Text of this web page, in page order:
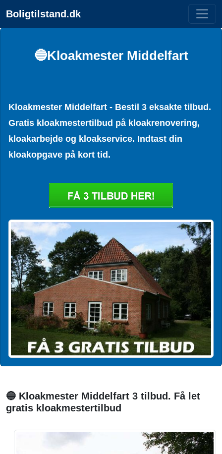
Boligtilstand.dk
🔵Kloakmester Middelfart
Kloakmester Middelfart - Bestil 3 eksakte tilbud.
Gratis kloakmestertilbud på kloakrenovering,
kloakarbejde og kloakservice. Indtast din
kloakopgave på kort tid.
🔵 Kloakmester Middelfart 3 tilbud. Få let
gratis kloakmestertilbud